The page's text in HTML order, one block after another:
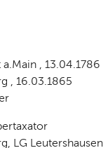
a.Main , 13.04.1786
, 16.03.1865
LG Leutershausen